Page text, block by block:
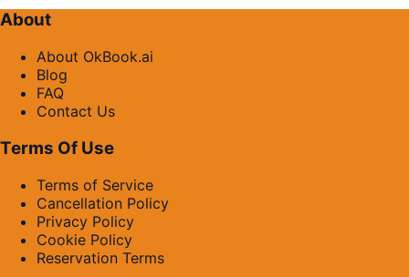
About
About OkBook.ai
Blog
FAQ
Contact Us
Terms Of Use
Terms of Service
Cancellation Policy
Privacy Policy
Cookie Policy
Reservation Terms